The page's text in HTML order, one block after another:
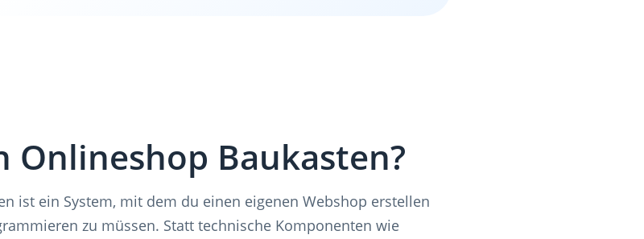
Onlineshop Baukasten?
ist ein System, mit dem du einen eigenen Webshop erstellen
zu müssen. Statt technische Komponenten wie